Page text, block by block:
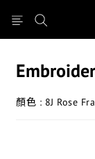
顏色 : 8J Rose